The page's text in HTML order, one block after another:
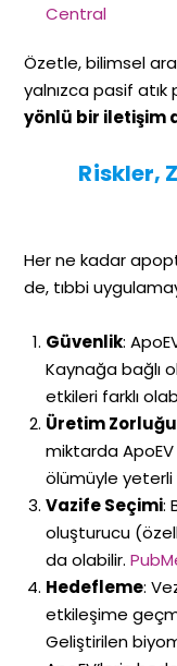
Central
Özetle, bilimsel
yalnızca pasif atık
yönlü bir iletişim
Riskler,
Her ne kadar
de, tıbbi
Güvenlik:
Kaynağa bağlı
etkileri farklı
Üretim Zorluğu
miktarda
ölümüyle yeterli
Vazife Seçimi:
oluşturucu
da olabilir.
Hedefleme:
etkileşime
Geliştirilen